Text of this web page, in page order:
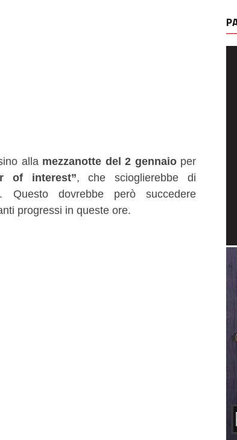
alla mezzanotte del 2 gennaioper
of interest”, che scioglierebbe di
Questo dovrebbe però succedere
progressi in queste ore.